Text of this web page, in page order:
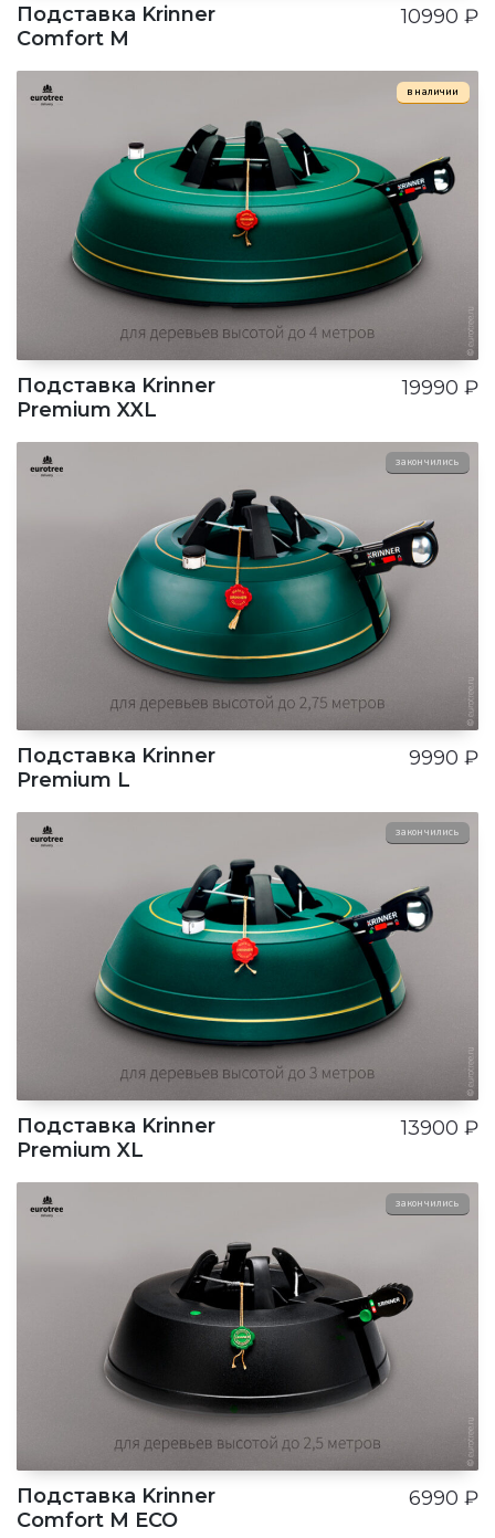
Подставка Krinner
Comfort M
10990 ₽
Подставка Krinner
Premium XXL
19990 ₽
в наличии
Подставка Krinner
Premium L
9990 ₽
закончились
Подставка Krinner
Premium XL
13900 ₽
закончились
Подставка Krinner
Comfort M ECO
6990 ₽
закончились